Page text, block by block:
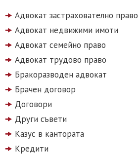
Адвокат застрахователно право
Адвокат недвижими имоти
Адвокат семейно право
Адвокат трудово право
Бракоразводен адвокат
Брачен договор
Договори
Други съвети
Казус в кантората
Кредити